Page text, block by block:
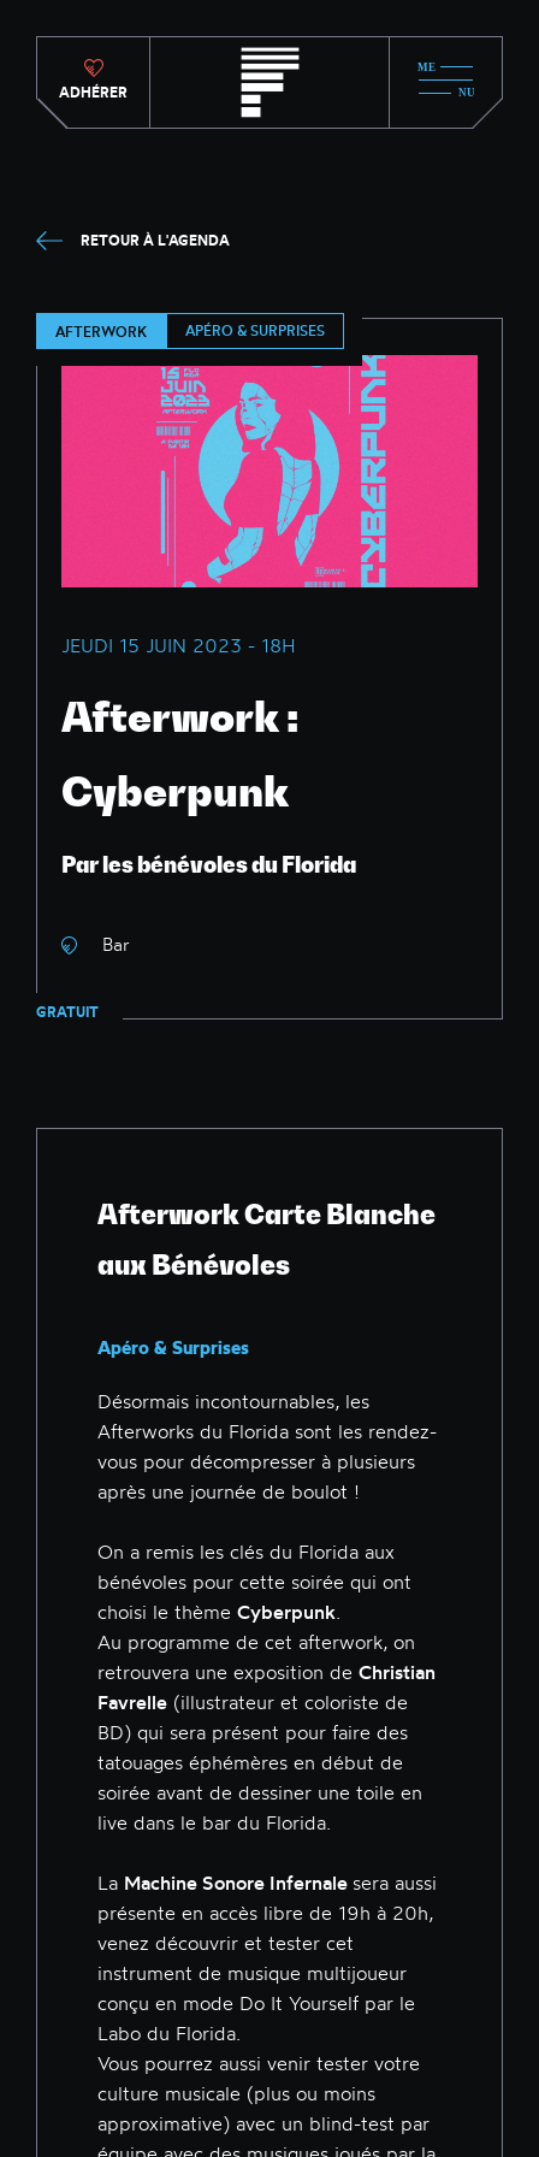
ADHÉRER
RETOUR À L'AGENDA
AFTERWORK APÉRO & SURPRISES
JEUDI 15 JUIN 2023 - 18H
Afterwork :
Cyberpunk
Par les bénévoles du Florida
Bar
GRATUIT
Afterwork Carte Blanche
aux Bénévoles
Apéro & Surprises
Désormais incontournables, les
Afterworks du Florida sont les rendez-
vous pour décompresser à plusieurs
après une journée de boulot !
On a remis les clés du Florida aux
bénévoles pour cette soirée qui ont
choisi le thème Cyberpunk.
Au programme de cet afterwork, on
retrouvera une exposition de Christian
Favrelle (illustrateur et coloriste de
BD) qui sera présent pour faire des
tatouages éphémères en début de
soirée avant de dessiner une toile en
live dans le bar du Florida.
La Machine Sonore Infernale sera aussi
présente en accès libre de 19h à 20h,
venez découvrir et tester cet
instrument de musique multijoueur
conçu en mode Do It Yourself par le
Labo du Florida.
Vous pourrez aussi venir tester votre
culture musicale (plus ou moins
approximative) avec un blind-test par